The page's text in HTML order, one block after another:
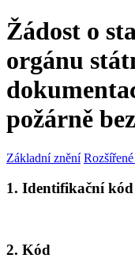
Žádost o
orgánu
požárně
Základní znění
1. Identifikační kód
2. Kód